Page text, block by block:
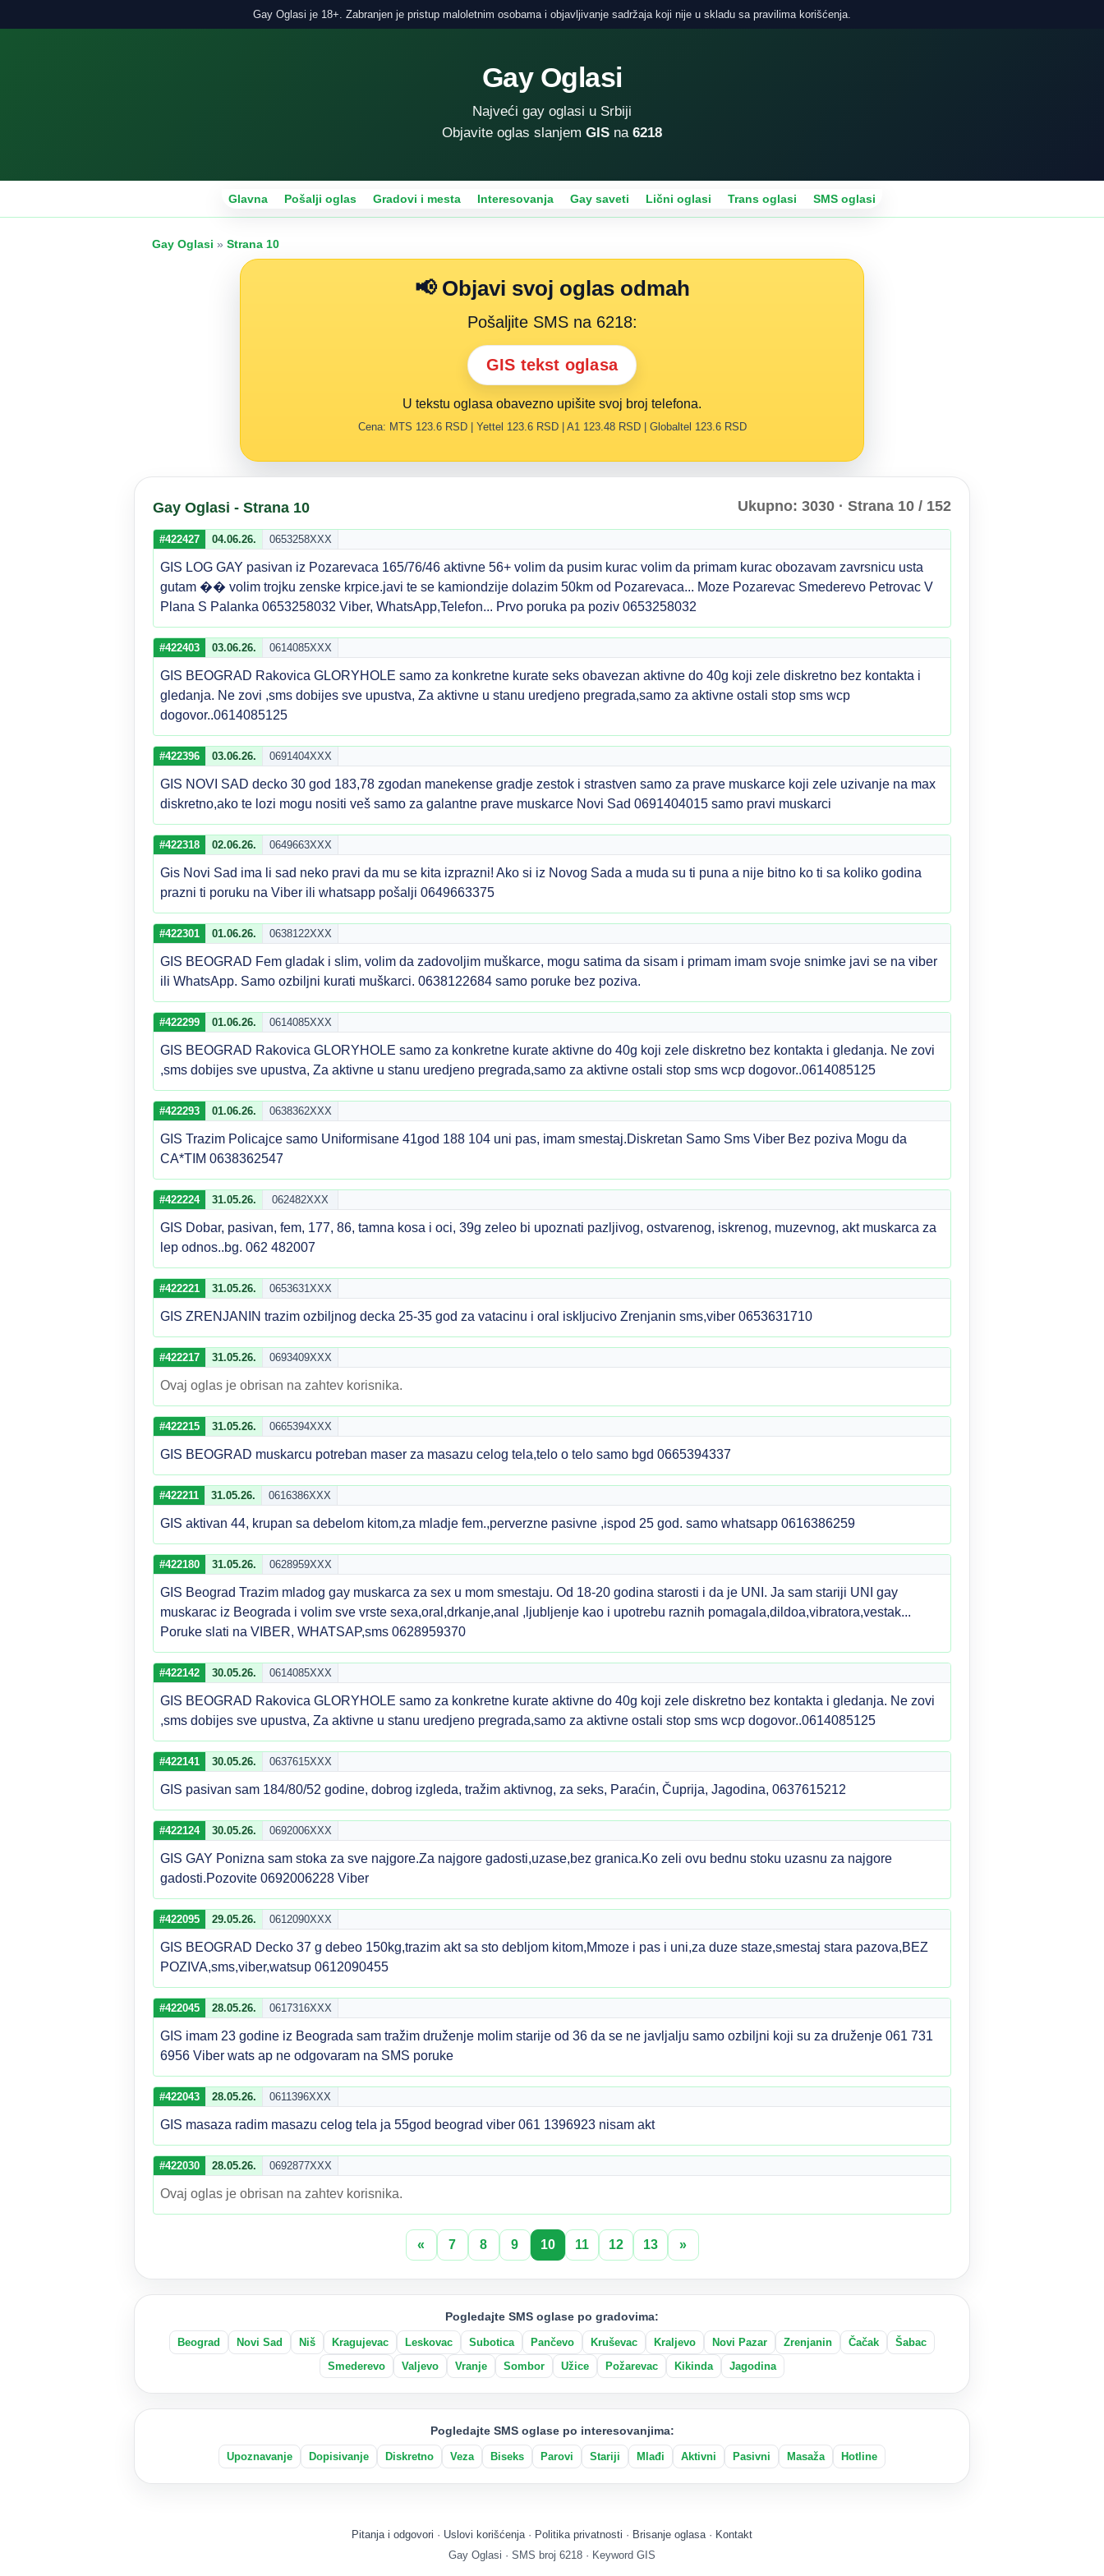
Gay Oglasi je 18+. Zabranjen je pristup maloletnim osobama i objavljivanje sadržaja koji nije u skladu sa pravilima korišćenja.
Gay Oglasi
Najveći gay oglasi u Srbiji
Objavite oglas slanjem GIS na 6218
Glavna Pošalji oglas Gradovi i mesta Interesovanja Gay saveti Lični oglasi Trans oglasi SMS oglasi
Gay Oglasi » Strana 10
📢 Objavi svoj oglas odmah
Pošaljite SMS na 6218:
GIS tekst oglasa
U tekstu oglasa obavezno upišite svoj broj telefona.
Cena: MTS 123.6 RSD | Yettel 123.6 RSD | A1 123.48 RSD | Globaltel 123.6 RSD
Gay Oglasi - Strana 10 Ukupno: 3030 · Strana 10 / 152
#422427 04.06.26. 0653258XXX
GIS LOG GAY pasivan iz Pozarevaca 165/76/46 aktivne 56+ volim da pusim kurac volim da primam kurac obozavam zavrsnicu usta
gutam �� volim trojku zenske krpice.javi te se kamiondzije dolazim 50km od Pozarevaca... Moze Pozarevac Smederevo Petrovac V
Plana S Palanka 0653258032 Viber, WhatsApp,Telefon... Prvo poruka pa poziv 0653258032
#422403 03.06.26. 0614085XXX
GIS BEOGRAD Rakovica GLORYHOLE samo za konkretne kurate seks obavezan aktivne do 40g koji zele diskretno bez kontakta i
gledanja. Ne zovi ,sms dobijes sve upustva, Za aktivne u stanu uredjeno pregrada,samo za aktivne ostali stop sms wcp
dogovor..0614085125
#422396 03.06.26. 0691404XXX
GIS NOVI SAD decko 30 god 183,78 zgodan manekense gradje zestok i strastven samo za prave muskarce koji zele uzivanje na max
diskretno,ako te lozi mogu nositi veš samo za galantne prave muskarce Novi Sad 0691404015 samo pravi muskarci
#422318 02.06.26. 0649663XXX
Gis Novi Sad ima li sad neko pravi da mu se kita izprazni! Ako si iz Novog Sada a muda su ti puna a nije bitno ko ti sa koliko godina
prazni ti poruku na Viber ili whatsapp pošalji 0649663375
#422301 01.06.26. 0638122XXX
GIS BEOGRAD Fem gladak i slim, volim da zadovoljim muškarce, mogu satima da sisam i primam imam svoje snimke javi se na viber
ili WhatsApp. Samo ozbiljni kurati muškarci. 0638122684 samo poruke bez poziva.
#422299 01.06.26. 0614085XXX
GIS BEOGRAD Rakovica GLORYHOLE samo za konkretne kurate aktivne do 40g koji zele diskretno bez kontakta i gledanja. Ne zovi
,sms dobijes sve upustva, Za aktivne u stanu uredjeno pregrada,samo za aktivne ostali stop sms wcp dogovor..0614085125
#422293 01.06.26. 0638362XXX
GIS Trazim Policajce samo Uniformisane 41god 188 104 uni pas, imam smestaj.Diskretan Samo Sms Viber Bez poziva Mogu da
CA*TIM 0638362547
#422224 31.05.26. 062482XXX
GIS Dobar, pasivan, fem, 177, 86, tamna kosa i oci, 39g zeleo bi upoznati pazljivog, ostvarenog, iskrenog, muzevnog, akt muskarca za
lep odnos..bg. 062 482007
#422221 31.05.26. 0653631XXX
GIS ZRENJANIN trazim ozbiljnog decka 25-35 god za vatacinu i oral iskljucivo Zrenjanin sms,viber 0653631710
#422217 31.05.26. 0693409XXX
Ovaj oglas je obrisan na zahtev korisnika.
#422215 31.05.26. 0665394XXX
GIS BEOGRAD muskarcu potreban maser za masazu celog tela,telo o telo samo bgd 0665394337
#422211 31.05.26. 0616386XXX
GIS aktivan 44, krupan sa debelom kitom,za mladje fem.,perverzne pasivne ,ispod 25 god. samo whatsapp 0616386259
#422180 31.05.26. 0628959XXX
GIS Beograd Trazim mladog gay muskarca za sex u mom smestaju. Od 18-20 godina starosti i da je UNI. Ja sam stariji UNI gay
muskarac iz Beograda i volim sve vrste sexa,oral,drkanje,anal ,ljubljenje kao i upotrebu raznih pomagala,dildoa,vibratora,vestak...
Poruke slati na VIBER, WHATSAP,sms 0628959370
#422142 30.05.26. 0614085XXX
GIS BEOGRAD Rakovica GLORYHOLE samo za konkretne kurate aktivne do 40g koji zele diskretno bez kontakta i gledanja. Ne zovi
,sms dobijes sve upustva, Za aktivne u stanu uredjeno pregrada,samo za aktivne ostali stop sms wcp dogovor..0614085125
#422141 30.05.26. 0637615XXX
GIS pasivan sam 184/80/52 godine, dobrog izgleda, tražim aktivnog, za seks, Paraćin, Čuprija, Jagodina, 0637615212
#422124 30.05.26. 0692006XXX
GIS GAY Ponizna sam stoka za sve najgore.Za najgore gadosti,uzase,bez granica.Ko zeli ovu bednu stoku uzasnu za najgore
gadosti.Pozovite 0692006228 Viber
#422095 29.05.26. 0612090XXX
GIS BEOGRAD Decko 37 g debeo 150kg,trazim akt sa sto debljom kitom,Mmoze i pas i uni,za duze staze,smestaj stara pazova,BEZ
POZIVA,sms,viber,watsup 0612090455
#422045 28.05.26. 0617316XXX
GIS imam 23 godine iz Beograda sam tražim druženje molim starije od 36 da se ne javljalju samo ozbiljni koji su za druženje 061 731
6956 Viber wats ap ne odgovaram na SMS poruke
#422043 28.05.26. 0611396XXX
GIS masaza radim masazu celog tela ja 55god beograd viber 061 1396923 nisam akt
#422030 28.05.26. 0692877XXX
Ovaj oglas je obrisan na zahtev korisnika.
« 7 8 9 10 11 12 13 »
Pogledajte SMS oglase po gradovima:
Beograd Novi Sad Niš Kragujevac Leskovac Subotica Pančevo Kruševac Kraljevo Novi Pazar Zrenjanin Čačak
Šabac
Smederevo
Valjevo Vranje Sombor Užice Požarevac Kikinda Jagodina
Pogledajte SMS oglase po interesovanjima:
Upoznavanje Dopisivanje Diskretno Veza Biseks Parovi Stariji Mlađi Aktivni Pasivni Masaža Hotline
Pitanja i odgovori · Uslovi korišćenja· Politika privatnosti · Brisanje oglasa· Kontakt
Gay Oglasi · SMS broj 6218 · Keyword GIS